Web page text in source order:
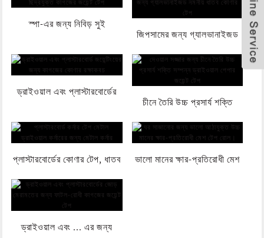
স্পা-এর জন্য নিবিড় সুই
ছিদ্রযুক্ত কাগজের জয়েন্ট টেপ...
জিপসামের জন্য গ্যালভানাইজড
নমনীয় ধাতব কর্নার টেপ...
ড্রাইওয়াল এবং প্লাস্টারবোর্ডের
জন্য কাগজের কোণার রক্ষাকবচ...
চীনে তৈরি উচ্চ প্রসার্য শক্তি
সম্পন্ন ড্রাইওয়াল পেপার...
প্লাস্টারবোর্ডের কোণার টেপ, ধাতব
কোণার টেপ...
ভালো মানের ক্ষার-প্রতিরোধী মেশ
ড্রাইওয়াল এবং ... এর জন্য